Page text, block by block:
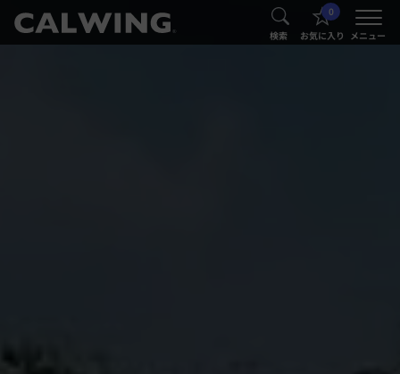
® 検索
0
お気に入り メニュー
®